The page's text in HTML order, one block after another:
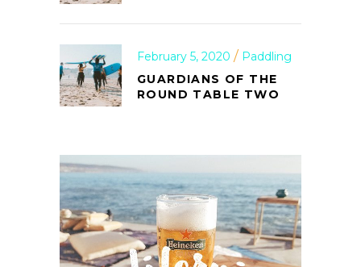
February 5, 2020
Paddling
GUARDIANS OF THE
ROUND TABLE TWO